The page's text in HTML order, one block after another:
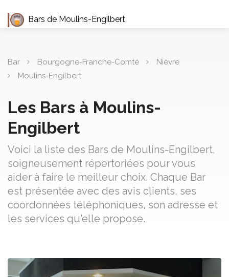
Bars de Moulins-Engilbert
Bar Bourgogne-Franche-Comté
Nièvre
Moulins-Engilbert
Les Bars à Moulins-
Engilbert
Voici la liste des Bars de Moulins-Engilbert,
soigneusement répertoriées pour vous
aider à faire le meilleur choix. Chaque Bar
est présentée avec des avis clients, ses
coordonnées téléphoniques, son adresse et
les services qu'elle propose.